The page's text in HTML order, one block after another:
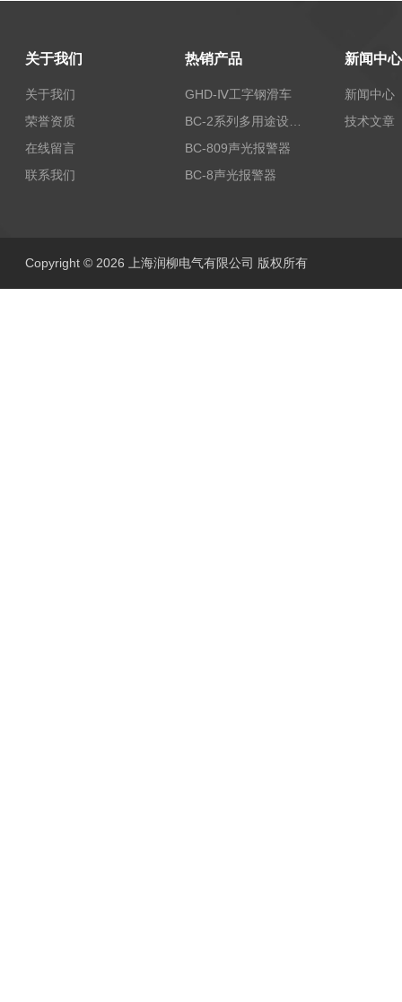
关于我们
关于我们
荣誉资质
在线留言
联系我们
热销产品
GHD-Ⅳ工字钢滑车
BC-809声光报警器
BC-8声光报警器
新闻中心
新闻中心
技术文章
Copyright © 2026 上海润柳电气有限公司 版权所有